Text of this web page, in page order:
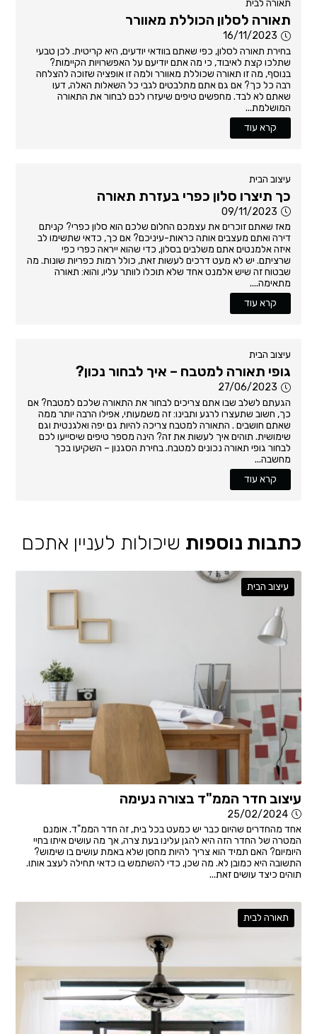
תאורה לבית
תאורה לסלון הכוללת מאוורר
16/11/2023
בחירת תאורה לסלון, כפי שאתם בוודאי יודעים, היא קריטית. לכן טבעי
שתלכו קצת לאיבוד, כי מה אתם יודיעם על האפשרויות הקיימות?
בנוסף, מה זו תאורה שכוללת מאוורר ולמה זו אופציה שזוכה להצלחה
רבה כל כך? אם גם אתם מתלבטים לגבי כל השאלות האלה, דעו
שאתם לא לבד. מחפשים טיפים שיעזרו לכם לבחור את התאורה
המושלמת...
קרא עוד
עיצוב הבית
כך תיצרו סלון כפרי בעזרת תאורה
09/11/2023
מאז שאתם זוכרים את עצמכם החלום שלכם הוא סלון כפרי? קניתם
דירה ואתם מעצבים אותה כראות-עיניכם? אם כך, כדאי שתשימו לב
איזה אלמנטים אתם משלבים בסלון, כדי שהוא ייראה כפרי כפי
שרציתם. יש לא מעט דרכים לעשות זאת, כולל רמות כפריות שונות. מה
שבטוח זה שיש אלמנט אחד שלא תוכלו לוותר עליו, והוא: תאורה
מתאימה....
קרא עוד
עיצוב הבית
גופי תאורה למטבח – איך לבחור נכון?
27/06/2023
הגעתם לשלב שבו אתם צריכים לבחור את התאורה שלכם למטבח? אם
כך, חשוב שתעצרו לרגע ותבינו: זה משמעותי, אפילו הרבה יותר ממה
שאתם חושבים . התאורה למטבח צריכה להיות גם יפה ואלגנטית וגם
שימושית. תוהים איך לעשות את זה? הינה מספר טיפים שיסייעו לכם
לבחור גופי תאורה נכונים למטבח. בחירת הסגנון – השקיעו בכך
מחשבה...
קרא עוד
כתבות נוספות שיכולות לעניין אתכם
עיצוב הבית
עיצוב חדר הממ"ד בצורה נעימה
25/02/2024
אחד מהחדרים שהיום כבר יש כמעט בכל בית, זה חדר הממ"ד. אומנם
המטרה של החדר הזה היא להגן עלינו בעת צרה, אך מה עושים איתו בחיי
היומיום? האם תמיד הוא צריך להיות מחסן שלא באמת עושים בו שימוש?
התשובה היא כמובן לא. מה שכן, כדי להשתמש בו כדאי תחילה לעצב אותו.
תוהים כיצד עושים זאת...
תאורה לבית